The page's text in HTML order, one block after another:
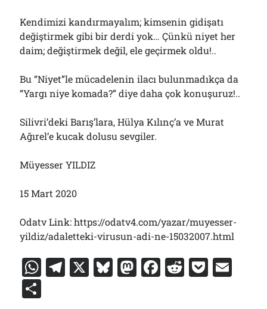
Kendimizi kandırmayalım; kimsenin gidişatı
değiştirmek gibi bir derdi yok… Çünkü niyet her
daim; değiştirmek değil, ele geçirmek oldu!..
Bu “Niyet”le mücadelenin ilacı bulunmadıkça da
“Yargı niye komada?” diye daha çok konuşuruz!..
Silivri’deki Barış’lara, Hülya Kılınç’a ve Murat
Ağırel’e kucak dolusu sevgiler.
Müyesser YILDIZ
15 Mart 2020
Odatv Link: https://odatv4.com/yazar/muyesser-
yildiz/adaletteki-virusun-adi-ne-15032007.html
W T X Bl M F R P